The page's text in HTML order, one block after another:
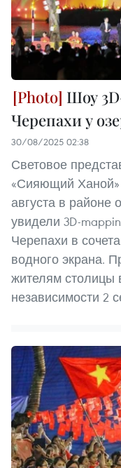
Шоу
Черепахи у
30/08/2025 02:38
Световое
«Сияющий Ханой»
августа в районе
увидели 3D-
Черепахи в
водного экрана.
жителям столицы
независимости 2